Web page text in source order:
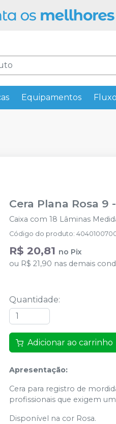
Equipamentos
Cera Plana Rosa 9
Caixa com 18 Lâminas
Código do produto:
R$ 20,81 no Pix
ou R$ 21,90 nas demais
Quantidade:
Adicionar ao carrinho
Apresentação:
Cera para registro de
profissionais que exigem
Disponível na cor Rosa.